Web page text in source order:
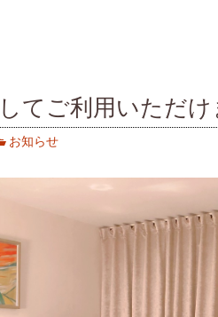
てご利用いただけ
お知らせ